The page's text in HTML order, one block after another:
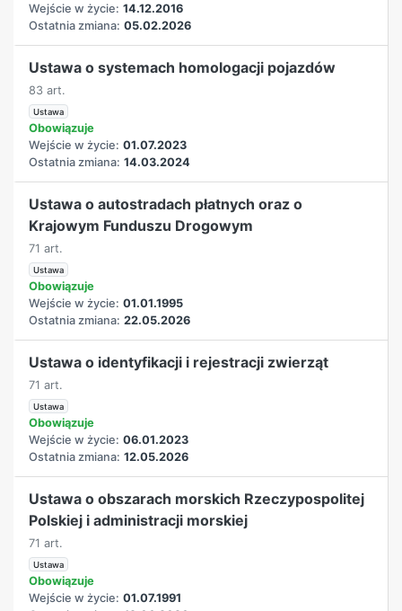
Wejście w życie: 14.12.2016
Ostatnia zmiana: 05.02.2026
Ustawa o systemach homologacji pojazdów
83 art.
Ustawa
Obowiązuje
Wejście w życie: 01.07.2023
Ostatnia zmiana: 14.03.2024
Ustawa o autostradach płatnych oraz o
Krajowym Funduszu Drogowym
71 art.
Ustawa
Obowiązuje
Wejście w życie: 01.01.1995
Ostatnia zmiana: 22.05.2026
Ustawa o identyfikacji i rejestracji zwierząt
71 art.
Ustawa
Obowiązuje
Wejście w życie: 06.01.2023
Ostatnia zmiana: 12.05.2026
Ustawa o obszarach morskich Rzeczypospolitej
Polskiej i administracji morskiej
71 art.
Ustawa
Obowiązuje
Wejście w życie: 01.07.1991